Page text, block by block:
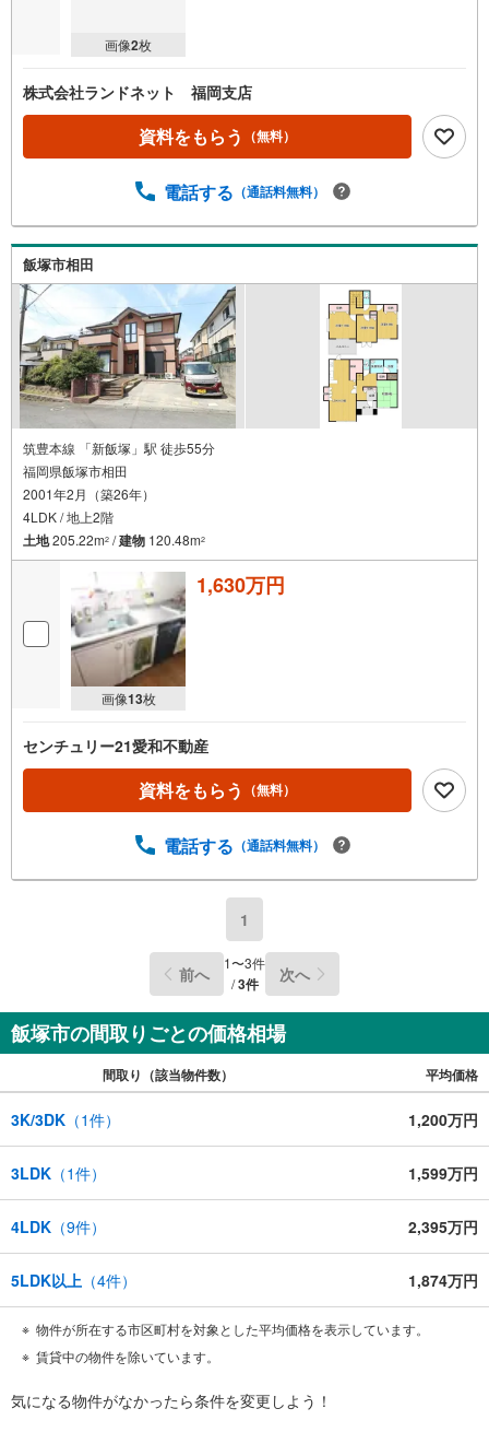
画像2枚
株式会社ランドネット 福岡支店
資料をもらう （無料）
電話する （通話料無料）
飯塚市相田
筑豊本線 「新飯塚」駅 徒歩55分
福岡県飯塚市相田
2001年2月（築26年）
4LDK / 地上2階
土地205.22m2 /建物 120.48m2
画像13枚
1,630万円
センチュリー21愛和不動産
資料をもらう （無料）
電話する （通話料無料）
1
前へ 1〜3件
/3件 次へ
飯塚市の間取りごとの価格相場
間取り（該当物件数） 平均価格
3K/3DK （1件） 1,200万円
3LDK （1件） 1,599万円
4LDK （9件） 2,395万円
5LDK以上 （4件） 1,874万円
物件が所在する市区町村を対象とした平均価格を表示しています。
賃貸中の物件を除いています。
気になる物件がなかったら条件を変更しよう！